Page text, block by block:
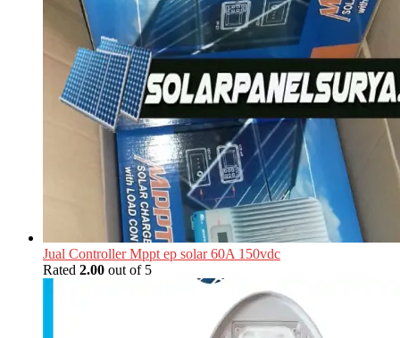
Jual Controller Mppt ep solar 60A 150vdc
Rated 2.00 out of 5